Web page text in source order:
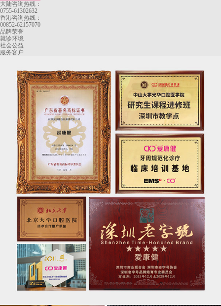
大陆咨询热线：
0755-61302632
香港咨询热线：
00852-62157070
品牌荣誉
就诊环境
社会公益
服务客户